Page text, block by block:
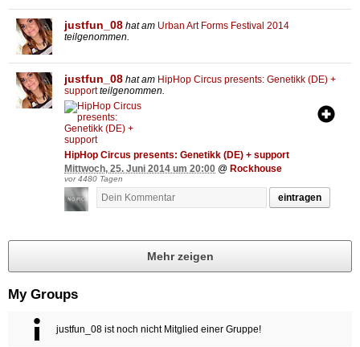
justfun_08 hat am Urban Art Forms Festival 2014
teilgenommen.
justfun_08 hat am HipHop Circus presents: Genetikk (DE) +
supportteilgenommen.
HipHop Circus presents: Genetikk (DE) + support
Mittwoch, 25. Juni 2014 um 20:00 @ Rockhouse
vor 4480 Tagen
eintragen
Mehr zeigen
My Groups
justfun_08 ist noch nicht Mitglied einer Gruppe!